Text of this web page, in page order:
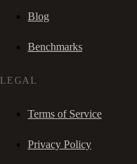
Blog
Benchmarks
LEGAL
Terms of Service
Privacy Policy